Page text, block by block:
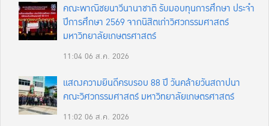
คณะพาณิชยนาวีนานาชาติ รับมอบทุนการศึกษา ประจำ
ปีการศึกษา 2569 จากนิสิตเก่าวิศวกรรมศาสตร์
มหาวิทยาลัยเกษตรศาสตร์
11:0406 ส.ค. 2026
แสดงความยินดีครบรอบ 88 ปี วันคล้ายวันสถาปนา
คณะวิศวกรรมศาสตร์ มหาวิทยาลัยเกษตรศาสตร์
11:02 06 ส.ค. 2026